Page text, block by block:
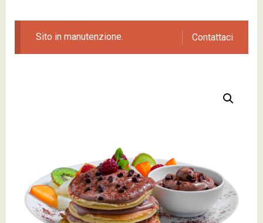
Contattaci
Sito in manutenzione.